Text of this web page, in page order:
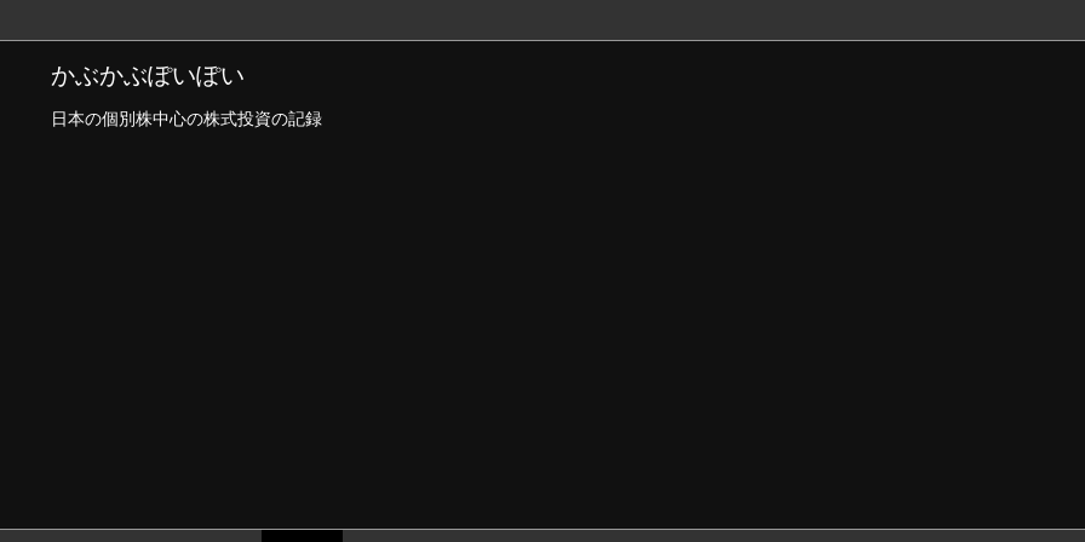
かぶかぶぽいぽい
日本の個別株中心の株式投資の記録